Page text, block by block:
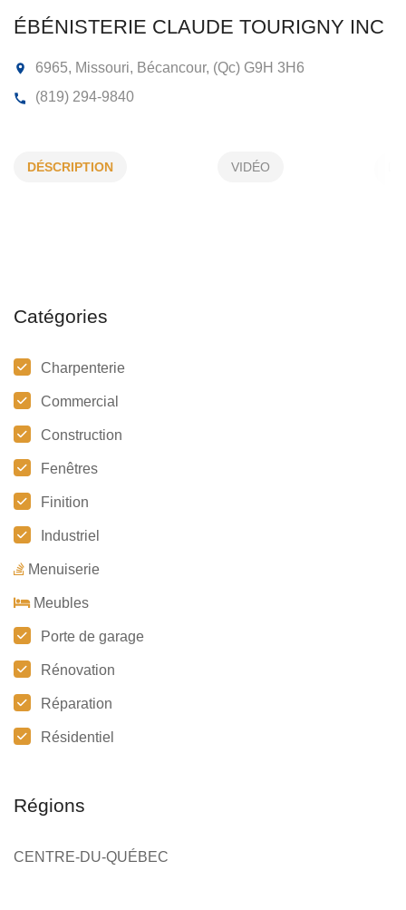
ÉBÉNISTERIE CLAUDE TOURIGNY
DÉSCRIPTION VIDÉO
Catégories
Charpenterie
Commercial
Construction
Fenêtres
Finition
Industriel
Menuiserie
Meubles
Porte de garage
Rénovation
Réparation
Résidentiel
Régions
CENTRE-DU-QUÉBEC